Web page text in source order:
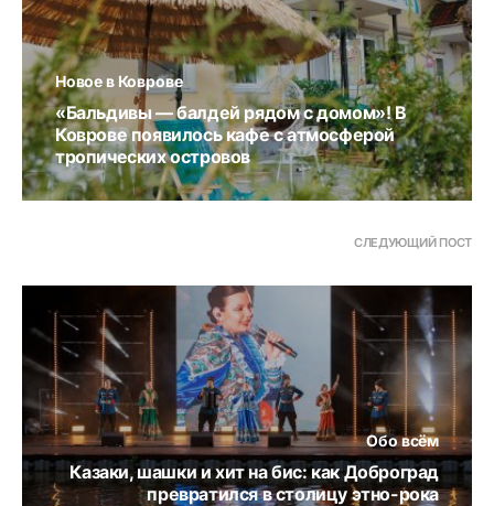
Новое в Коврове
«Бальдивы — балдей рядом с домом»! В
Коврове появилось кафе с атмосферой
тропических островов
СЛЕДУЮЩИЙ ПОСТ
Обо всём
Казаки, шашки и хит на бис: как Доброград
превратился в столицу этно-рока